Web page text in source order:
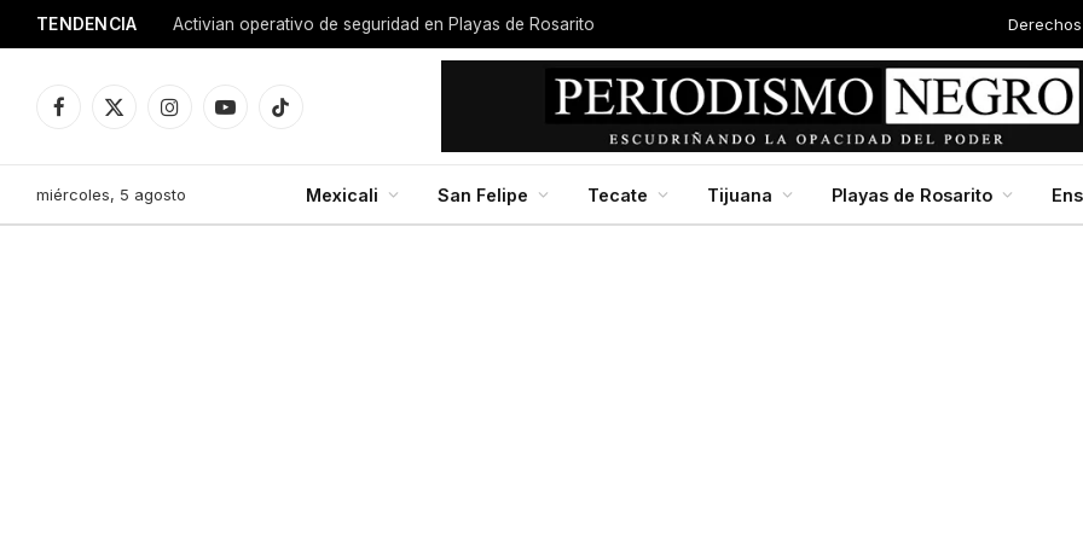
TENDENCIA Activian operativo de seguridad en Playas de Rosarito
Facebook
X
InstagramYouTubeTikTok
miércoles, 5 agosto Mexicali San Felipe Tecate Tijuana Playas de Rosarito